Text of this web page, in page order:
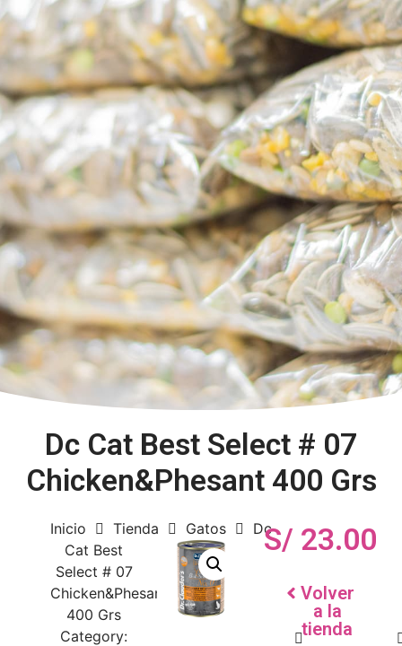
Dc Cat Best Select # 07
Chicken&Phesant 400 Grs
Inicio Tienda Gatos
Dc
Cat Best
Select # 07
Chicken&Phesant
400 Grs
Category:
S/ 23.00
Volver
a la
tienda